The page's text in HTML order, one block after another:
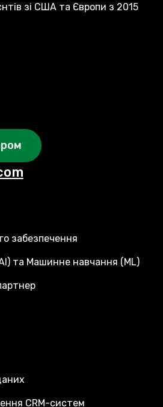
зі США та Європи з 2015
забезпечення
та Машинне навчання (ML)
CRM-систем